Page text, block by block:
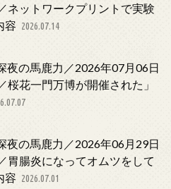
ネットワークプリントで実験
容 2026.07.14
夜の馬鹿力／2026年07月06日
桜花一門万博が開催された」
夜の馬鹿力／2026年06月29日
胃腸炎になってオムツをして
容 2026.07.01